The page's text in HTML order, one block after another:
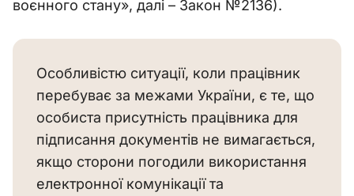
воєнного стану», далі – Закон №2136).
Особливістю ситуації, коли працівник
перебуває за межами України, є те, що
особиста присутність працівника для
підписання документів не вимагається,
якщо сторони погодили використання
електронної комунікації та